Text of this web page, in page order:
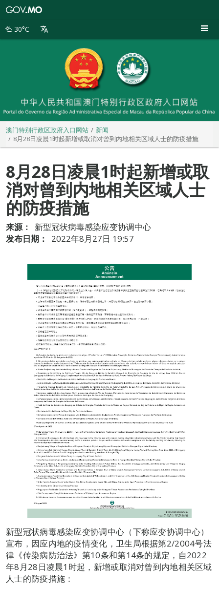
别
30°C
澳门特别行政区政府入口网站
新闻
8月28日凌晨1时起新增或取消对曾到内地相关区域人士的防疫措施
8月28日凌晨1时起新增或取
消对曾到内地相关区域人士
的防疫措施
来源：
新型冠状病毒感染应变协调中心
发布日期：
2022年8月27日 19:57
新型冠状病毒感染应变协调中心（下称应变协调中心）
宣布，因应内地的疫情变化，卫生局根据第2/2004号法
律《传染病防治法》第10条和第14条的规定，自2022
年8月28日凌晨1时起，新增或取消对曾到内地相关区域
人士的防疫措施：